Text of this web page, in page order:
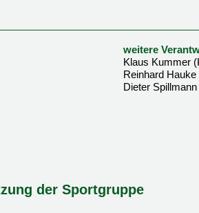
weitere
Klaus Kummer
Reinhard Hauke
Dieter Spillmann
der Sportgruppe